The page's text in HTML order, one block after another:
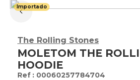
Importado
The Rolling Stones
MOLETOM THE
HOODIE
: 00060257784704